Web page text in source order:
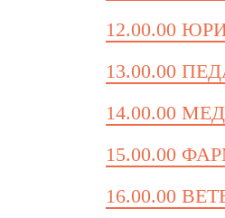
12.00.00
13.00.00
14.00.00
15.00.00
16.00.00